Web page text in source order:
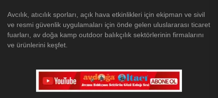
Avcılık, atıcılık sporları, açık hava etkinlikleri için ekipman ve sivil
ve resmi güvenlik uygulamaları için önde gelen uluslararası ticaret
fuarları, av doğa kamp outdoor balıkçılık sektörlerinin firmalarını
ve ürünlerini keşfet.